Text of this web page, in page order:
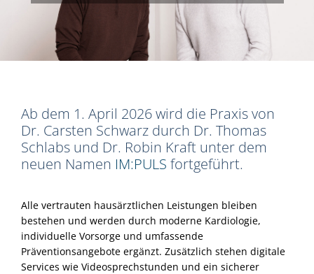
Ab dem 1. April 2026 wird die Praxis von
Dr. Carsten Schwarz durch Dr. Thomas
Schlabs und Dr. Robin Kraft unter dem
neuen Namen IM:PULS fortgeführt.
Alle vertrauten hausärztlichen Leistungen bleiben
bestehen und werden durch moderne Kardiologie,
individuelle Vorsorge und umfassende
Präventionsangebote ergänzt. Zusätzlich stehen digitale
Services wie Videosprechstunden und ein sicherer